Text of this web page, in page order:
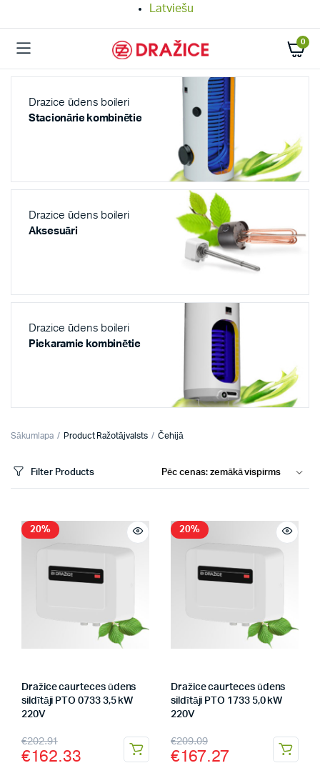
Latviešu
0
Drazice ūdens boileri
Stacionārie kombinētie
Drazice ūdens boileri
Aksesuāri
Drazice ūdens boileri
Piekaramie kombinētie
Sākumlapa Product Ražotājvalsts Čehijā
Filter Products
20%
Dražice caurteces ūdens
sildītāji PTO 0733 3,5 kW
220V
€202.91
€162.33
20%
Dražice caurteces ūdens
sildītāji PTO 1733 5,0 kW
220V
€209.09
€167.27